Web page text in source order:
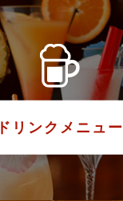
ドリンクメニュー